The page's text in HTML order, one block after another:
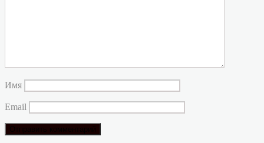
Имя
Email